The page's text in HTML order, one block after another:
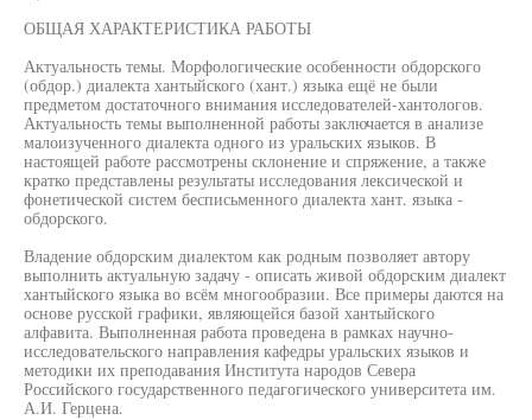
ОБЩАЯ ХАРАКТЕРИСТИКА РАБОТЫ
Актуальность темы. Морфологические особенности обдорского
(обдор.) диалекта хантыйского (хант.) языка ещё не были
предметом достаточного внимания исследователей-хантологов.
Актуальность темы выполненной работы заключается в анализе
малоизученного диалекта одного из уральских языков. В
настоящей работе рассмотрены склонение и спряжение, а также
кратко представлены результаты исследования лексической и
фонетической систем бесписьменного диалекта хант. языка -
обдорского.
Владение обдорским диалектом как родным позволяет автору
выполнить актуальную задачу - описать живой обдорским диалект
хантыйского языка во всём многообразии. Все примеры даются на
основе русской графики, являющейся базой хантыйского
алфавита. Выполненная работа проведена в рамках научно-
исследовательского направления кафедры уральских языков и
методики их преподавания Института народов Севера
Российского государственного педагогического университета им.
А.И. Герцена.